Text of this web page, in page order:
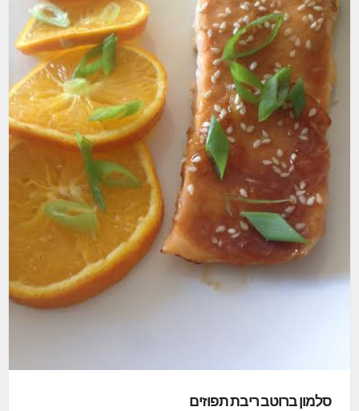
סלמון ברוטב ריבת תפוזים